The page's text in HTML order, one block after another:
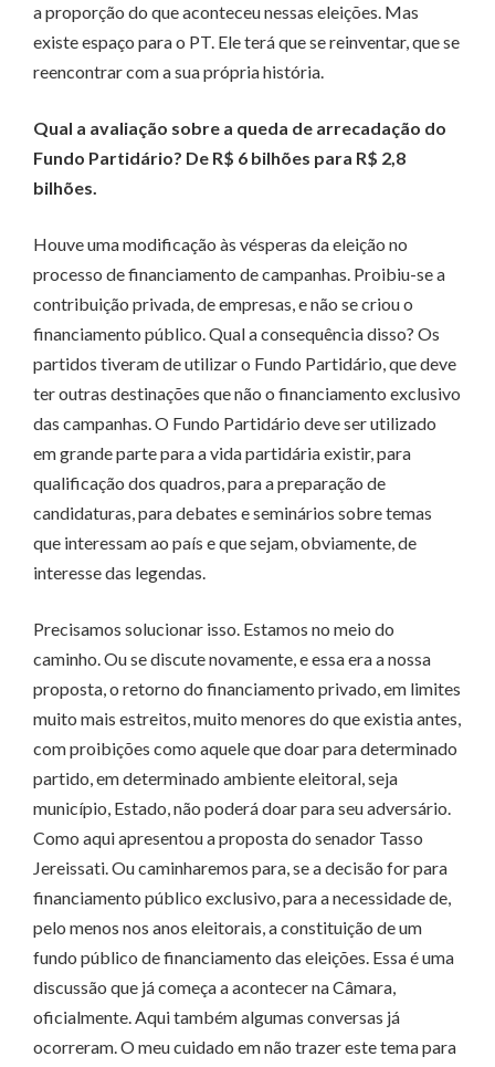
a proporção do que aconteceu nessas eleições. Mas
existe espaço para o PT. Ele terá que se reinventar, que se
reencontrar com a sua própria história.
Qual a avaliação sobre a queda de arrecadação do
Fundo Partidário? De R$ 6 bilhões para R$ 2,8
bilhões.
Houve uma modificação às vésperas da eleição no
processo de financiamento de campanhas. Proibiu-se a
contribuição privada, de empresas, e não se criou o
financiamento público. Qual a consequência disso? Os
partidos tiveram de utilizar o Fundo Partidário, que deve
ter outras destinações que não o financiamento exclusivo
das campanhas. O Fundo Partidário deve ser utilizado
em grande parte para a vida partidária existir, para
qualificação dos quadros, para a preparação de
candidaturas, para debates e seminários sobre temas
que interessam ao país e que sejam, obviamente, de
interesse das legendas.
Precisamos solucionar isso. Estamos no meio do
caminho. Ou se discute novamente, e essa era a nossa
proposta, o retorno do financiamento privado, em limites
muito mais estreitos, muito menores do que existia antes,
com proibições como aquele que doar para determinado
partido, em determinado ambiente eleitoral, seja
município, Estado, não poderá doar para seu adversário.
Como aqui apresentou a proposta do senador Tasso
Jereissati. Ou caminharemos para, se a decisão for para
financiamento público exclusivo, para a necessidade de,
pelo menos nos anos eleitorais, a constituição de um
fundo público de financiamento das eleições. Essa é uma
discussão que já começa a acontecer na Câmara,
oficialmente. Aqui também algumas conversas já
ocorreram. O meu cuidado em não trazer este tema para